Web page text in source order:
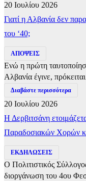
20 Ιουλίου 2026
Γιατί η Αλβανία δεν
του ‘40;
ΑΠΟΨΕΙΣ
Ενώ η πρώτη
Αλβανία έγινε,
Διαβάστε περισσότερα
20 Ιουλίου 2026
Η Δερβιτσάνη
Παραδοσιακών Χορών
ΕΚΔΗΛΩΣΕΙΣ
Ο Πολιτιστικός
διοργάνωση του 4ου